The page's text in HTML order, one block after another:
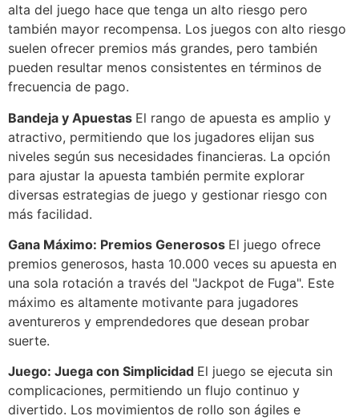
alta del juego hace que tenga un alto riesgo pero
también mayor recompensa. Los juegos con alto riesgo
suelen ofrecer premios más grandes, pero también
pueden resultar menos consistentes en términos de
frecuencia de pago.
Bandeja y Apuestas El rango de apuesta es amplio y
atractivo, permitiendo que los jugadores elijan sus
niveles según sus necesidades financieras. La opción
para ajustar la apuesta también permite explorar
diversas estrategias de juego y gestionar riesgo con
más facilidad.
Gana Máximo: Premios Generosos El juego ofrece
premios generosos, hasta 10.000 veces su apuesta en
una sola rotación a través del "Jackpot de Fuga". Este
máximo es altamente motivante para jugadores
aventureros y emprendedores que desean probar
suerte.
Juego: Juega con Simplicidad El juego se ejecuta sin
complicaciones, permitiendo un flujo continuo y
divertido. Los movimientos de rollo son ágiles e